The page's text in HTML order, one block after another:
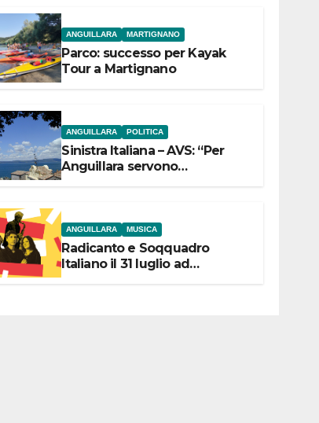
ANGUILLARA MARTIGNANO
Parco: successo per Kayak
Tour a Martignano
ANGUILLARA POLITICA
Sinistra Italiana – AVS: “Per
Anguillara servono
ANGUILLARA MUSICA
Radicanto e Soqquadro
Italiano il 31 luglio ad